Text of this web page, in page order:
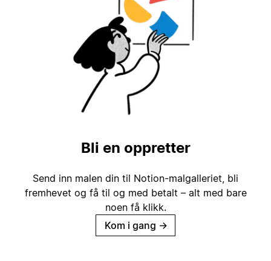
Bli en oppretter
Send inn malen din til Notion-malgalleriet, bli
fremhevet og få til og med betalt – alt med bare
noen få klikk.
Kom i gang →